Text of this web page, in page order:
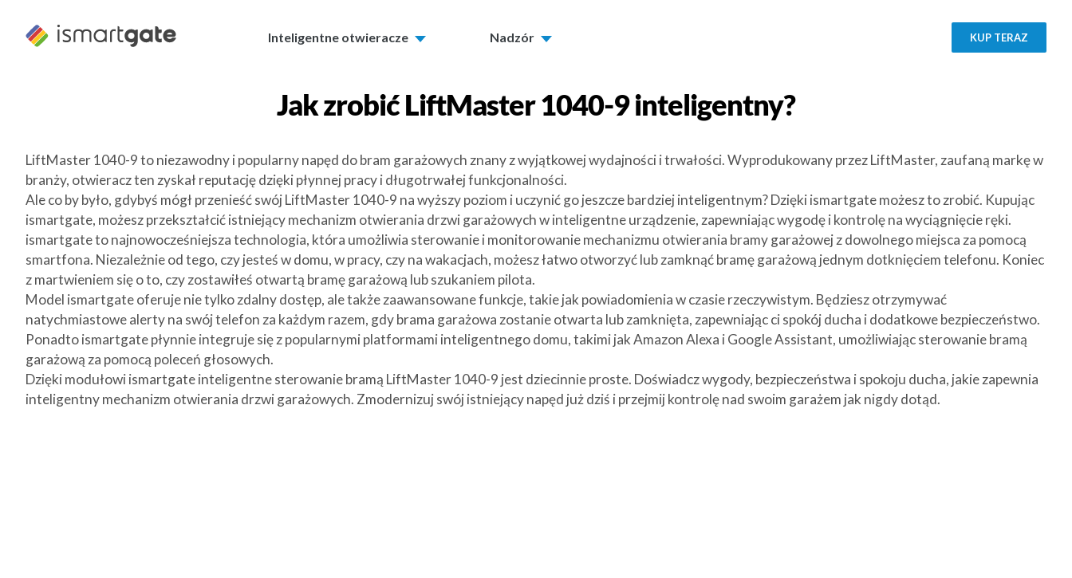
treści
Inteligentne otwieracze Nadzór KUP TERAZ
Jak zrobićLiftMaster 1040-9inteligentny?
LiftMaster 1040-9 to niezawodny i popularny napęd do bram garażowych znany z wyjątkowej wydajności i trwałości. Wyprodukowany przez LiftMaster, zaufaną markę w
branży, otwieracz ten zyskał reputację dzięki płynnej pracy i długotrwałej funkcjonalności.
Ale co by było, gdybyś mógł przenieść swój LiftMaster 1040-9 na wyższy poziom i uczynić go jeszcze bardziej inteligentnym? Dzięki ismartgate możesz to zrobić. Kupując
ismartgate, możesz przekształcić istniejący mechanizm otwierania drzwi garażowych w inteligentne urządzenie, zapewniając wygodę i kontrolę na wyciągnięcie ręki.
ismartgate to najnowocześniejsza technologia, która umożliwia sterowanie i monitorowanie mechanizmu otwierania bramy garażowej z dowolnego miejsca za pomocą
smartfona. Niezależnie od tego, czy jesteś w domu, w pracy, czy na wakacjach, możesz łatwo otworzyć lub zamknąć bramę garażową jednym dotknięciem telefonu. Koniec
z martwieniem się o to, czy zostawiłeś otwartą bramę garażową lub szukaniem pilota.
Model ismartgate oferuje nie tylko zdalny dostęp, ale także zaawansowane funkcje, takie jak powiadomienia w czasie rzeczywistym. Będziesz otrzymywać
natychmiastowe alerty na swój telefon za każdym razem, gdy brama garażowa zostanie otwarta lub zamknięta, zapewniając ci spokój ducha i dodatkowe bezpieczeństwo.
Ponadto ismartgate płynnie integruje się z popularnymi platformami inteligentnego domu, takimi jak Amazon Alexa i Google Assistant, umożliwiając sterowanie bramą
garażową za pomocą poleceń głosowych.
Dzięki modułowi ismartgate inteligentne sterowanie bramą LiftMaster 1040-9 jest dziecinnie proste. Doświadcz wygody, bezpieczeństwa i spokoju ducha, jakie zapewnia
inteligentny mechanizm otwierania drzwi garażowych. Zmodernizuj swój istniejący napęd już dziś i przejmij kontrolę nad swoim garażem jak nigdy dotąd.